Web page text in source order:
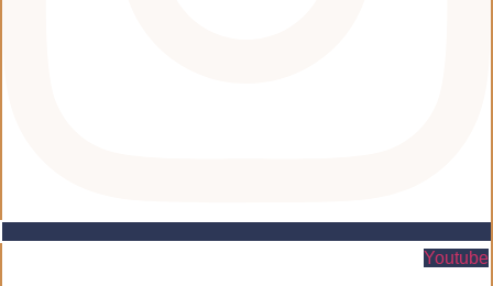
Youtube